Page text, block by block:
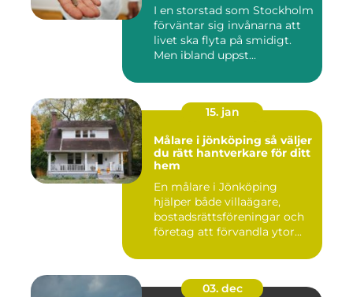
I en storstad som Stockholm
förväntar sig invånarna att
livet ska flyta på smidigt.
Men ibland uppst...
15. jan
Målare i jönköping så väljer
du rätt hantverkare för ditt
hem
En målare i Jönköping
hjälper både villaägare,
bostadsrättsföreningar och
företag att förvandla ytor...
03. dec